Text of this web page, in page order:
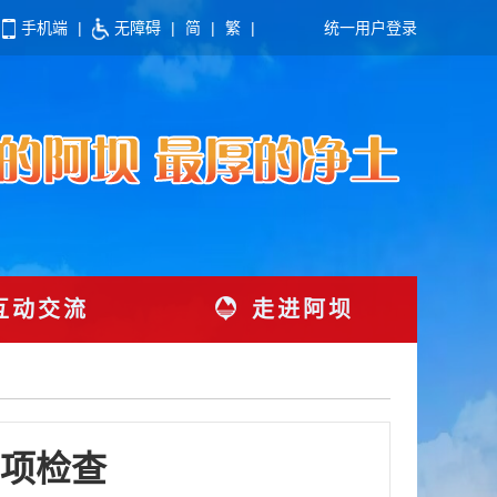
手机端 | 无障碍 | 简 | 繁 | 统一用户登录
交流 走进阿坝
检查